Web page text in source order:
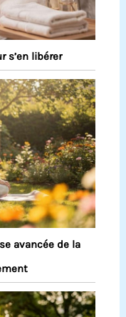
s’en libérer
avancée de la